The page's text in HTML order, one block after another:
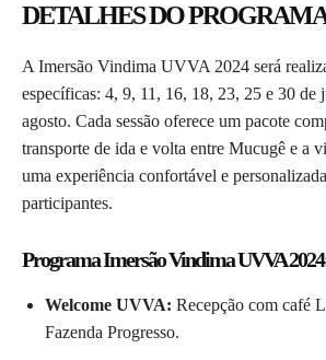
DETALHES DO
A Imersão Vindima UVVA 2024 será
específicas: 4, 9, 11, 16, 18, 23, 25 e 30 de
agosto. Cada sessão oferece um pacote
transporte de ida e volta entre Mucugê e a
uma experiência confortável e
participantes.
Programa Imersão Vindima UVVA
Welcome UVVA: Recepção com café
Fazenda Progresso.